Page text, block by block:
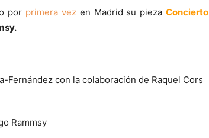
por primera vezen Madrid su piezaConcierto
Fernández con la colaboración de Raquel Cors
Rammsy